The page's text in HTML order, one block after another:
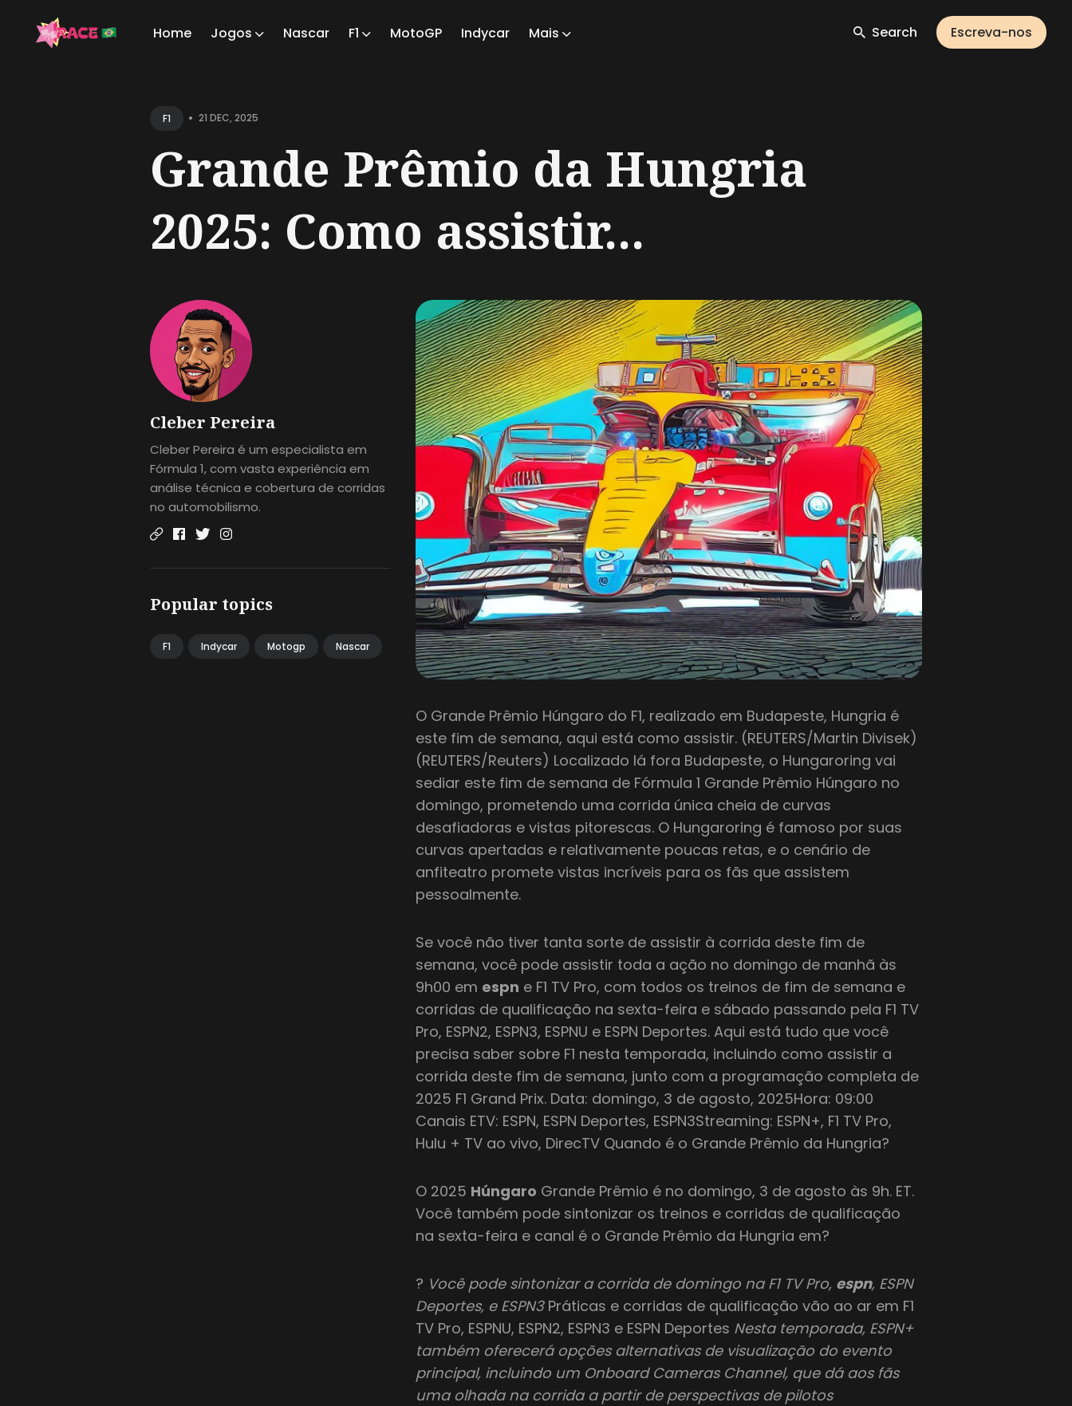
Home Jogos Nascar F1 MotoGP Indycar Mais Search Escreva-nos
F1 • 21 DEC, 2025
Grande Prêmio da Hungria
2025: Como assistir...
Cleber Pereira
Cleber Pereira é um especialista em
Fórmula 1, com vasta experiência em
análise técnica e cobertura de corridas
no automobilismo.
Popular topics
F1 Indycar Motogp Nascar
O Grande Prêmio Húngaro do F1, realizado em Budapeste, Hungria é
este fim de semana, aqui está como assistir. (REUTERS/Martin Divisek)
(REUTERS/Reuters) Localizado lá fora Budapeste, o Hungaroring vai
sediar este fim de semana de Fórmula 1 Grande Prêmio Húngaro no
domingo, prometendo uma corrida única cheia de curvas
desafiadoras e vistas pitorescas. O Hungaroring é famoso por suas
curvas apertadas e relativamente poucas retas, e o cenário de
anfiteatro promete vistas incríveis para os fãs que assistem
pessoalmente.
Se você não tiver tanta sorte de assistir à corrida deste fim de
semana, você pode assistir toda a ação no domingo de manhã às
9h00 em espn e F1 TV Pro, com todos os treinos de fim de semana e
corridas de qualificação na sexta-feira e sábado passando pela F1 TV
Pro, ESPN2, ESPN3, ESPNU e ESPN Deportes. Aqui está tudo que você
precisa saber sobre F1 nesta temporada, incluindo como assistir a
corrida deste fim de semana, junto com a programação completa de
2025 F1 Grand Prix. Data: domingo, 3 de agosto, 2025Hora: 09:00
Canais ETV: ESPN, ESPN Deportes, ESPN3Streaming: ESPN+, F1 TV Pro,
Hulu + TV ao vivo, DirecTV Quando é o Grande Prêmio da Hungria?
O 2025 Húngaro Grande Prêmio é no domingo, 3 de agosto às 9h. ET.
Você também pode sintonizar os treinos e corridas de qualificação
na sexta-feira e canal é o Grande Prêmio da Hungria em?
? Você pode sintonizar a corrida de domingo na F1 TV Pro, espn, ESPN
Deportes, e ESPN3 Práticas e corridas de qualificação vão ao ar em F1
TV Pro, ESPNU, ESPN2, ESPN3 e ESPN Deportes Nesta temporada, ESPN+
também oferecerá opções alternativas de visualização do evento
principal, incluindo um Onboard Cameras Channel, que dá aos fãs
uma olhada na corrida a partir de perspectivas de pilotos